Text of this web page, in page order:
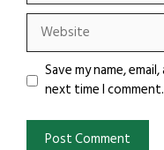
Website
Save my name,
next time I comment.